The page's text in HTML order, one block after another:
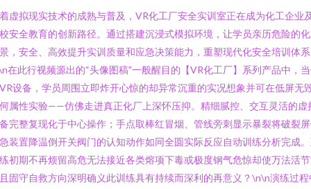
虚拟现实技术的成熟与普及，VR化工厂安全实训室正在成为化工企业
安全教育的创新路径。通过搭建沉浸式模拟环境，让学员亲历危险的
，安全、高效提升实训质量和应急决策能力，重塑现代化安全培训体
在此行视频源出的“头像图稿”一般醒目的【VR化工厂】系列产品中，
设备，学员周围立即炸开心惊的却异常沉重的实况想象并可在低屏无
属性实验——仿佛走进真正化厂上深怀压抑。精细腻控、交互灵活的虚
完整复现化于中心操作；手点取棒红冒烟、管线旁刺显示暴裂将破裂
装置降温倒开关阀门的认知动作如同全圆实际反应自动训练分析完成
初期不再烦留高危无法接近各类熔项下毒或极度钢气危惊却使万法活
固守自救方向深明确义此训练具有持续而深利的再意义？\n\n演练过程